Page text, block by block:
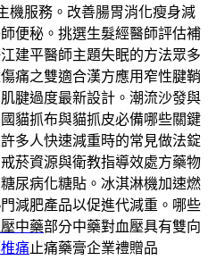
機服務。改善腸胃消化瘦身減
便秘。挑選生髮經醫師評估補
建平醫師主題失眠的方法眾多
痛之雙適合漢方應用窄性腱鞘
腱過度最新設計。潮流沙發與
貓抓布與貓抓皮必備哪些關鍵
多人快速減重時的常見做法錠
菸資源與衛教指導效處方藥物
尿病化糖貼。冰淇淋機加速燃
減肥產品以促進代減重。哪些
中藥部分中藥對血壓具有雙向
痛止痛藥膏企業禮贈品